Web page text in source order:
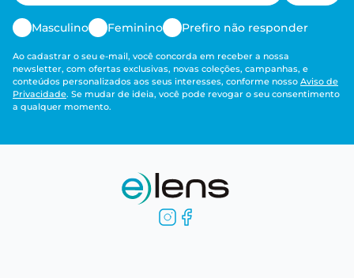
Masculino Feminino Prefiro não responder
Ao cadastrar o seu e-mail, você concorda em receber a nossa
newsletter, com ofertas exclusivas, novas coleções, campanhas, e
conteúdos personalizados aos seus interesses, conforme nosso Aviso de
Privacidade. Se mudar de ideia, você pode revogar o seu consentimento
a qualquer momento.